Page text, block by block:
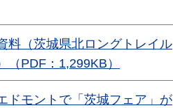
料（茨城県北ロングトレイル
PDF：1,299KB）
ドモントで「茨城フェア」が